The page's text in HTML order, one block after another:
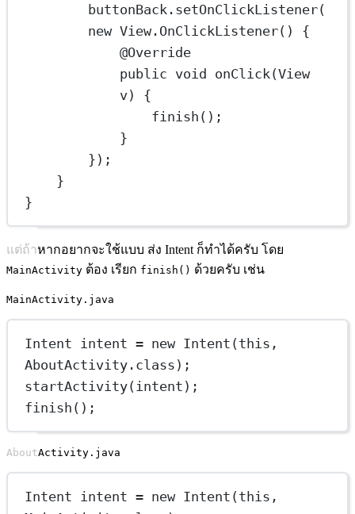
buttonBack. setOnClickListener(
new View. OnClickListener() {
@Override
public void onClick (View
v) {
finish ();
}
});
}
}
แต่ถ้าหากอยากจะใช้แบบ ส่ง Intent ก็ทำได้ครับ โดย
MainActivity ต้อง เรียก finish() ด้วยครับ เช่น
MainActivity.java
Intent intent = new Intent (this ,
AboutActivity.class);
startActivity(intent);
finish ();
AboutActivity.java
Intent intent = new Intent (this ,